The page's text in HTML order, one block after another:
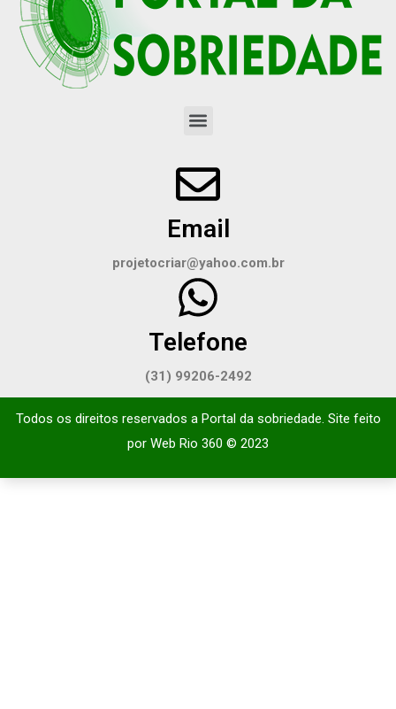
Email
projetocriar@yahoo.com.br
Telefone
(31) 99206-2492
Todos os direitos reservados a Portal da sobriedade. Site feito
por Web Rio 360 © 2023​